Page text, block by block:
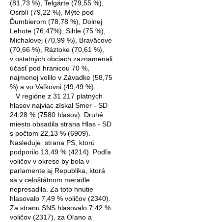
(81,73 %), Telgárte (79,55 %),
Osrblí (79,22 %), Mýte pod
Ďumbierom (78,78 %), Dolnej
Lehote (76,47%), Sihle (75 %),
Michalovej (70,99 %), Braväcove
(70,66 %), Ráztoke (70,61 %),
v ostatných obciach zaznamenali
účasť pod hranicou 70 %,
najmenej volilo v Závadke (58,75
%) a vo Vaľkovni (49,49 %).
V regióne z 31 217 platných
hlasov najviac získal Smer - SD
24,28 % (7580 hlasov). Druhé
miesto obsadila strana Hlas - SD
s počtom 22,13 % (6909).
Nasleduje strana PS, ktorú
podporilo 13,49 % (4214). Podľa
voličov v okrese by bola v
parlamente aj Republika, ktorá
sa v celoštátnom meradle
nepresadila. Za toto hnutie
hlasovalo 7,49 % voličov (2340).
Za stranu SNS hlasovalo 7,42 %
voličov (2317), za Oľano a